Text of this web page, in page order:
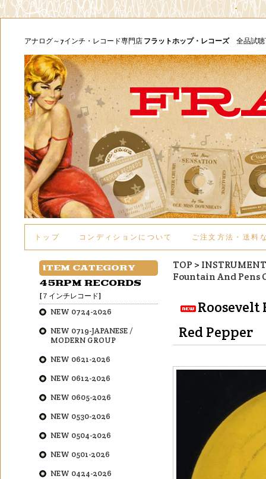
アナログ～7インチ・レコード専門店 フラットホップ・レコーズ全品試
トップ コンディションについて ご注文方法・送料
TOP >
Fountain And Pens
Roosevelt
Red Pepper
ITEM CATEGORY
45RPM RECORDS
[７インチレコード]
NEW 0724-2026
NEW 0719-JAPANESE /
MODERN GROUP
NEW 0621-2026
NEW 0612-2026
NEW 0605-2026
NEW 0530-2026
NEW 0504-2026
NEW 0501-2026
NEW 0424-2026